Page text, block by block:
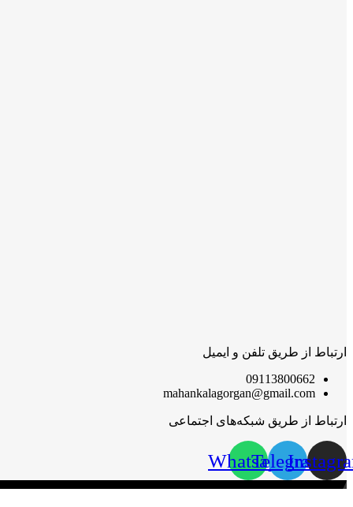
ارتباط از طریق تلفن و ایمیل
09113800662
mahankalagorgan@gmail.com
ارتباط از طریق شبکه‌های اجتماعی
Telegram
Whatsapp